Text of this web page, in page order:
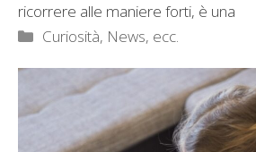
ricorrere alle maniere forti, è una
Categorie
Curiosità, News, ecc.